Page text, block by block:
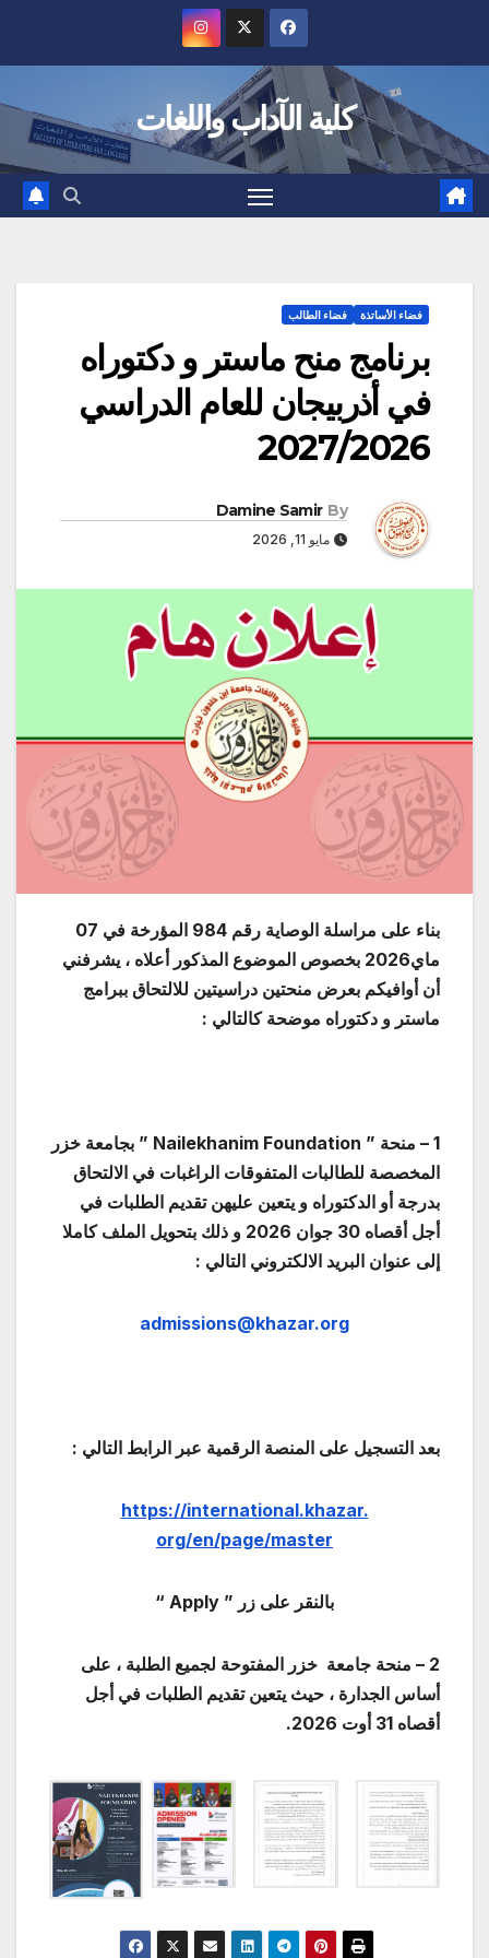
كلية الآداب واللغات
فضاء الأساتذة فضاء الطالب
برنامج منح ماستر و دكتوراه
في أذربيجان للعام الدراسي
2027/2026
By
Damine Samir
مايو 11, 2026
بناء على مراسلة الوصاية رقم 984 المؤرخة في 07
ماي2026 بخصوص الموضوع المذكور أعلاه ، يشرفني
أن أوافيكم بعرض منحتين دراسيتين للالتحاق ببرامج
ماستر و دكتوراه موضحة كالتالي :
1 – منحة ” Nailekhanim Foundation ” بجامعة خزر
المخصصة للطالبات المتفوقات الراغبات في الالتحاق
بدرجة أو الدكتوراه و يتعين عليهن تقديم الطلبات في
أجل أقصاه 30 جوان 2026 و ذلك بتحويل الملف كاملا
إلى عنوان البريد الالكتروني التالي :
admissions@khazar.org
بعد التسجيل على المنصة الرقمية عبر الرابط التالي :
https://international.khazar.
org/en/page/master
بالنقر على زر ” Apply
“
2 – منحة جامعة خزر المفتوحة لجميع الطلبة ، على
أساس الجدارة ، حيث يتعين تقديم الطلبات في أجل
أقصاه 31 أوت 2026.